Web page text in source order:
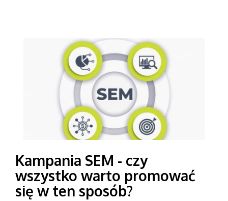
Kampania SEM - czy
wszystko warto promować
się w ten sposób?